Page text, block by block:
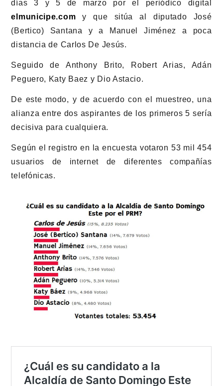
días 3 y 5 de marzo por el periódico digital
elmunicipe.com y que sitúa al diputado José
(Bertico) Santana y a Manuel Jiménez a poca
distancia de Carlos De Jesús.
Seguido de Anthony Brito, Robert Arias, Adán
Peguero, Katy Baez y Dio Astacio.
De este modo, y de acuerdo con el muestreo, una
alianza entre dos aspirantes de los primeros 5 sería
decisiva para cualquiera.
Según el registro en la encuesta votaron 53 mil 454
usuarios de internet de diferentes compañías
telefónicas.